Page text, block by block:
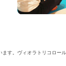
す。ヴィオラトリコロ